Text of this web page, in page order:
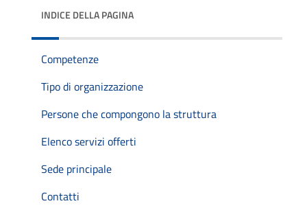
INDICE DELLA PAGINA
Competenze
Tipo di organizzazione
Persone che compongono la struttura
Elenco servizi offerti
Sede principale
Contatti